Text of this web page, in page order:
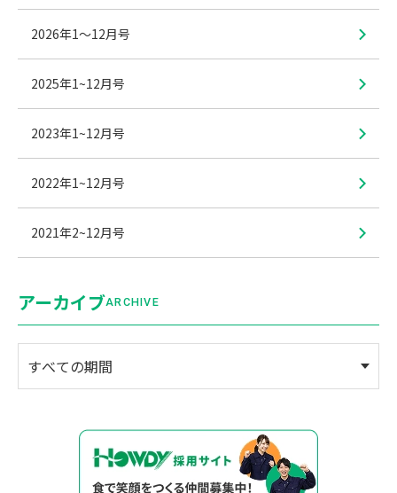
2026年1〜12月号
2025年1~12月号
2023年1~12月号
2022年1~12月号
2021年2~12月号
アーカイブARCHIVE